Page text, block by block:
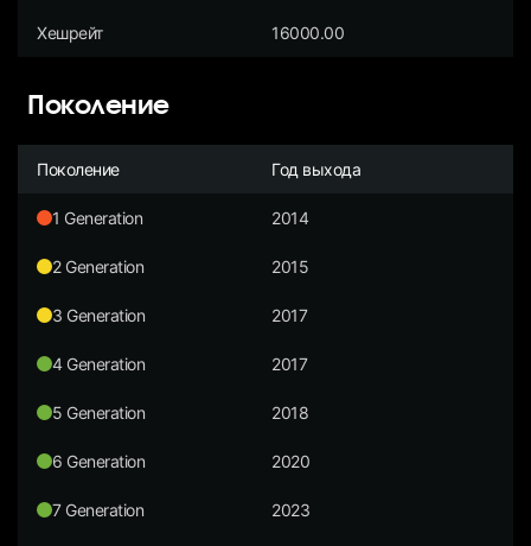
Хешрейт 16000.00
Поколение
Поколение Год выхода
1 Generation 2014
2 Generation 2015
3 Generation 2017
4 Generation 2017
5 Generation 2018
6 Generation 2020
7 Generation 2023